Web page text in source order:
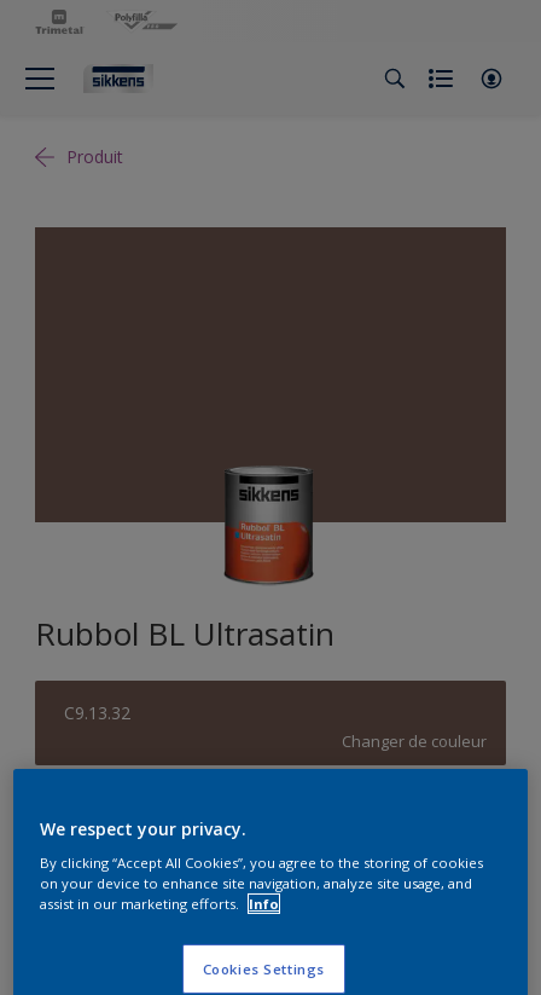
Produit
Rubbol BL Ultrasatin
C9.13.32
Changer de couleur
Quantité Calculateur de peinture
We respect your privacy.
By clicking “Accept All Cookies”, you agree to the storing of cookies
on your device to enhance site navigation, analyze site usage, and
assist in our marketing efforts.
Info
Cookies Settings